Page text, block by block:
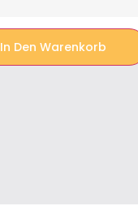
In Den Warenkorb